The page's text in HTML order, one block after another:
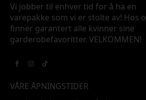
Vi jobber til enhver tid for å ha en
varepakke som vi er stolte av! Hos
finner garantert alle kvinner sine
garderobefavoritter. VELKOMMEN!
VÅRE ÅPNINGSTIDER